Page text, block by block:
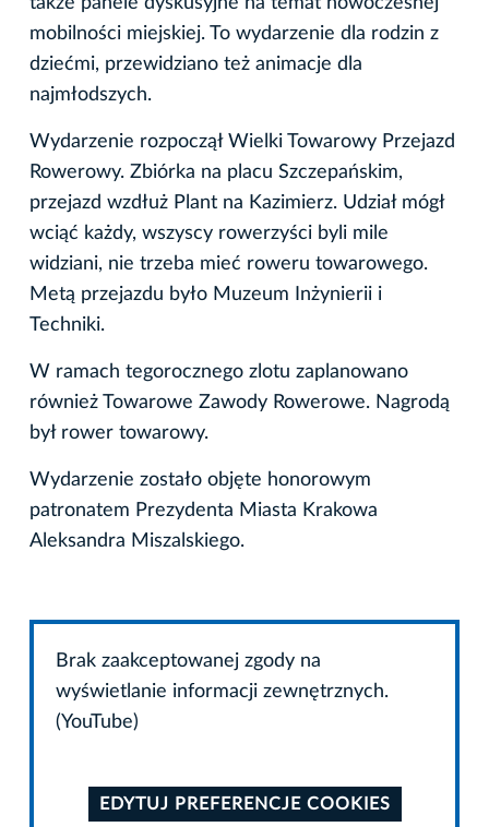
mobilności miejskiej. To wydarzenie dla rodzin z
dziećmi, przewidziano też animacje dla
najmłodszych.
Wydarzenie rozpoczął Wielki Towarowy Przejazd
Rowerowy. Zbiórka na placu Szczepańskim,
przejazd wzdłuż Plant na Kazimierz. Udział mógł
wciąć każdy, wszyscy rowerzyści byli mile
widziani, nie trzeba mieć roweru towarowego.
Metą przejazdu było Muzeum Inżynierii i
Techniki.
W ramach tegorocznego zlotu zaplanowano
również Towarowe Zawody Rowerowe. Nagrodą
był rower towarowy.
Wydarzenie zostało objęte honorowym
patronatem Prezydenta Miasta Krakowa
Aleksandra Miszalskiego.
Brak zaakceptowanej zgody na
wyświetlanie informacji zewnętrznych.
(YouTube)
EDYTUJ PREFERENCJE COOKIES